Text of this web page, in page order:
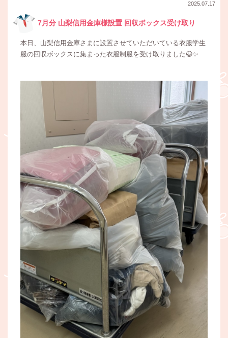
2025.07.17
7月分 山梨信用金庫様設置 回収ボックス受け取り
本日、山梨信用金庫さまに設置させていただいている衣服学生
服の回収ボックスに集まった衣服制服を受け取りました😃✨